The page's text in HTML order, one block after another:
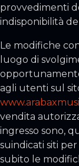
provvedimenti
indisponibilità
Le modifiche
luogo di
agli utenti sul
vendita
ingresso sono,
suindicati siti
subito le